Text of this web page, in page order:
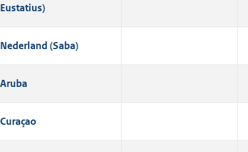
Eustatius)
Nederland (Saba)
Aruba
Curaçao